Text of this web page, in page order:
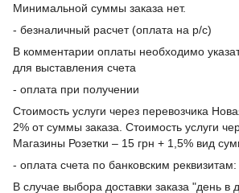
Минимальной суммы заказа нет.
- безналичный расчет (оплата на р/с)
В комментарии оплаты необходимо
для выставления счета
- оплата при получении
Стоимость услуги через перевозчика
2% от суммы заказа. Стоимость услуги
Магазины Розетки – 15 грн + 1,5% вид
- оплата счета по банковским реквизитам:
В случае выбора доставки заказа "день в